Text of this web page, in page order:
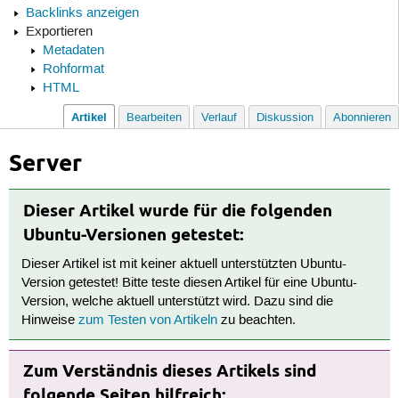
Backlinks anzeigen
Exportieren
Metadaten
Rohformat
HTML
Artikel Bearbeiten Verlauf Diskussion Abonnieren
Server
Dieser Artikel wurde für die folgenden
Ubuntu-Versionen getestet:
Dieser Artikel ist mit keiner aktuell unterstützten Ubuntu-
Version getestet! Bitte teste diesen Artikel für eine Ubuntu-
Version, welche aktuell unterstützt wird. Dazu sind die
Hinweisezum Testen von Artikeln zu beachten.
Zum Verständnis dieses Artikels sind